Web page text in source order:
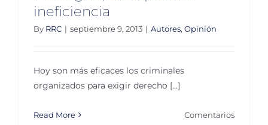
ineficiencia
By RRC | septiembre 9, 2013 | Autores, Opinión
Hoy son más eficaces los criminales
organizados para exigir derecho [...]
Read More
Comentarios